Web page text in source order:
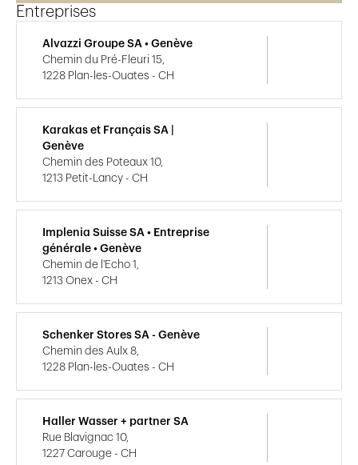
Entreprises
Alvazzi Groupe SA • Genève
Chemin du Pré-Fleuri 15,
1228 Plan-les-Ouates - CH
Karakas et Français SA |
Genève
Chemin des Poteaux 10,
1213 Petit-Lancy - CH
Implenia Suisse SA • Entreprise
générale • Genève
Chemin de l'Echo 1,
1213 Onex - CH
Schenker Stores SA - Genève
Chemin des Aulx 8,
1228 Plan-les-Ouates - CH
Haller Wasser + partner SA
Rue Blavignac 10,
1227 Carouge - CH